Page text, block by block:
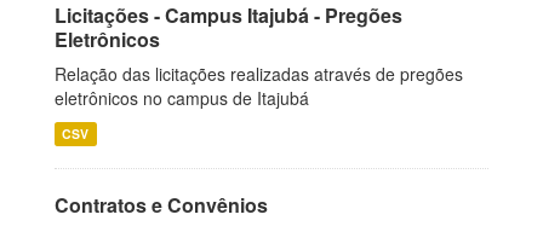
Licitações - Campus Itajubá - Pregões
Eletrônicos
Relação das licitações realizadas através de pregões
eletrônicos no campus de Itajubá
CSV
Contratos e Convênios